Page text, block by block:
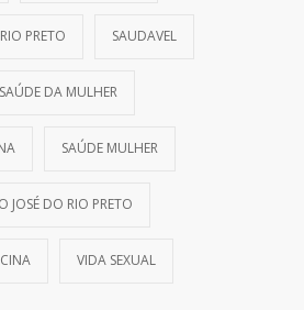
RIO PRETO SAUDAVEL
SAÚDE DA MULHER
SAÚDE MULHER
JOSÉ DO RIO PRETO
VIDA SEXUAL